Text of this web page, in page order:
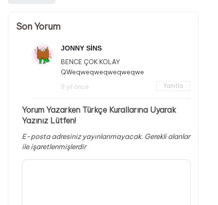
Son Yorum
JONNY SİNS
BENCE ÇOK KOLAY
QWeqweqweqweqweqwe
9 yıl önce Yanıtla
Yorum Yazarken Türkçe Kurallarına Uyarak
Yazınız Lütfen!
E-posta adresiniz yayınlanmayacak. Gerekli alanlar
ile işaretlenmişlerdir